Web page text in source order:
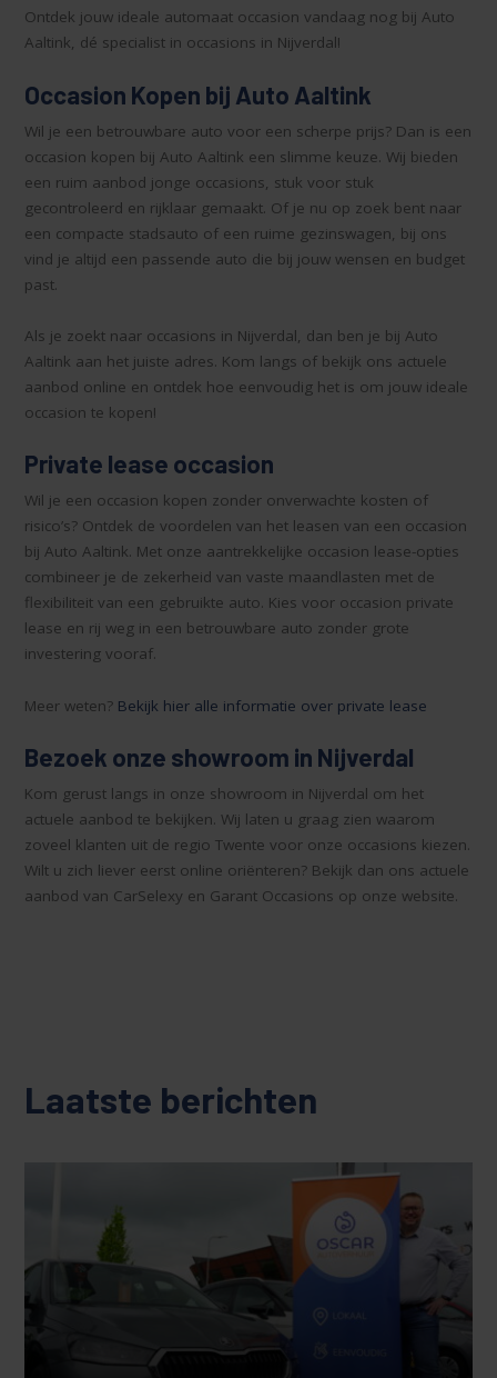
Ontdek jouw ideale automaat occasion vandaag nog bij Auto
Aaltink, dé specialist in occasions in Nijverdal!
Occasion Kopen bij Auto Aaltink
Wil je een betrouwbare auto voor een scherpe prijs? Dan is een
occasion kopen bij Auto Aaltink een slimme keuze. Wij bieden
een ruim aanbod jonge occasions, stuk voor stuk
gecontroleerd en rijklaar gemaakt. Of je nu op zoek bent naar
een compacte stadsauto of een ruime gezinswagen, bij ons
vind je altijd een passende auto die bij jouw wensen en budget
past.
Als je zoekt naar occasions in Nijverdal, dan ben je bij Auto
Aaltink aan het juiste adres. Kom langs of bekijk ons actuele
aanbod online en ontdek hoe eenvoudig het is om jouw ideale
occasion te kopen!
Private lease occasion
Wil je een occasion kopen zonder onverwachte kosten of
risico’s? Ontdek de voordelen van het leasen van een occasion
bij Auto Aaltink. Met onze aantrekkelijke occasion lease-opties
combineer je de zekerheid van vaste maandlasten met de
flexibiliteit van een gebruikte auto. Kies voor occasion private
lease en rij weg in een betrouwbare auto zonder grote
investering vooraf.
Meer weten? Bekijk hier alle informatie over private lease
Bezoek onze showroom in Nijverdal
Kom gerust langs in onze showroom in Nijverdal om het
actuele aanbod te bekijken. Wij laten u graag zien waarom
zoveel klanten uit de regio Twente voor onze occasions kiezen.
Wilt u zich liever eerst online oriënteren? Bekijk dan ons actuele
aanbod van CarSelexy en Garant Occasions op onze website.
Laatste berichten